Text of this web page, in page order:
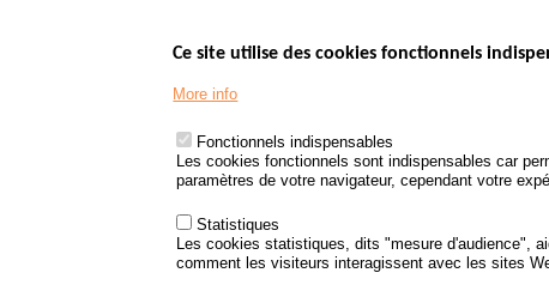
www.service-
Ce site utilise des cookies fonctionnels
More info
Fonctionnels indispensables
Les cookies fonctionnels sont indispensables car
paramètres de votre navigateur, cependant votre
Statistiques
Les cookies statistiques, dits "mesure d'audience",
comment les visiteurs interagissent avec les sites